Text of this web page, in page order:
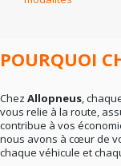
En résumé
POURQUOI
Chez Allopneus,
vous relie à la route,
contribue à vos
nous avons à cœur de
chaque véhicule et